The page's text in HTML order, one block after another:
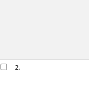
2.